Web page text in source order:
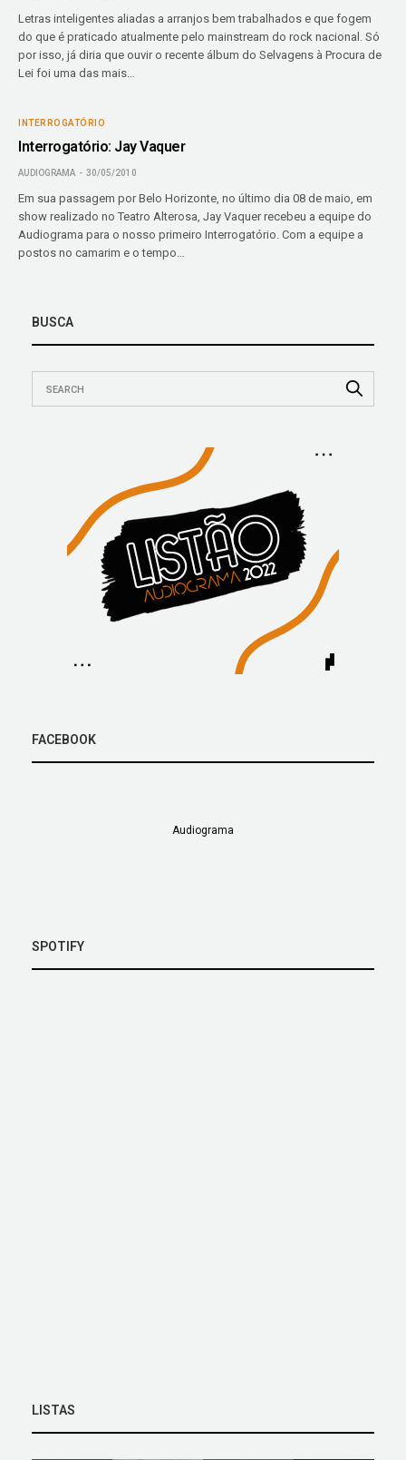
Letras inteligentes aliadas a arranjos bem trabalhados e que fogem
do que é praticado atualmente pelo mainstream do rock nacional. Só
por isso, já diria que ouvir o recente álbum do Selvagens à Procura de
Lei foi uma das mais…
INTERROGATÓRIO
Interrogatório: Jay Vaquer
AUDIOGRAMA 30/05/2010
Em sua passagem por Belo Horizonte, no último dia 08 de maio, em
show realizado no Teatro Alterosa, Jay Vaquer recebeu a equipe do
Audiograma para o nosso primeiro Interrogatório. Com a equipe a
postos no camarim e o tempo…
BUSCA
FACEBOOK
Audiograma
SPOTIFY
LISTAS